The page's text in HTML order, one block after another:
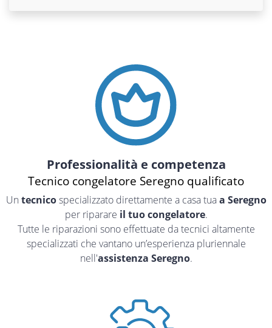
Professionalità e competenza
Tecnico congelatore Seregno qualificato
Un tecnicospecializzato direttamente a casa tuaa Seregno
per riparare il tuo congelatore.
Tutte le riparazioni sono effettuate da tecnici altamente
specializzati che vantano un’esperienza pluriennale
nell'assistenza Seregno.